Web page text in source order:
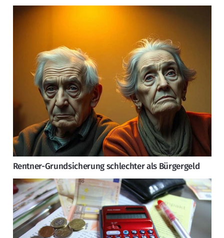
Rentner-Grundsicherung schlechter als Bürgergeld